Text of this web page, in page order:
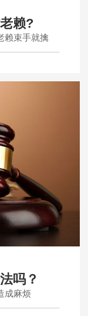
赖?
赖束手就擒
吗？
成麻烦